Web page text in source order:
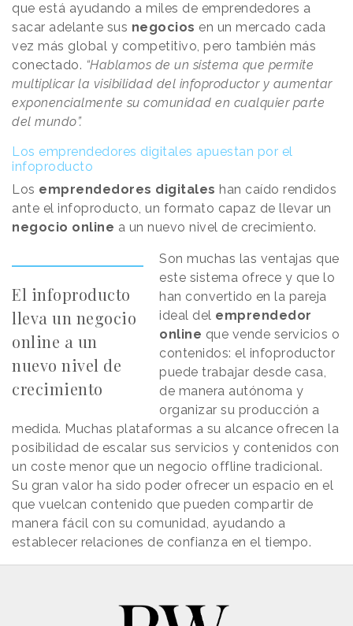
que está ayudando a miles de emprendedores a
sacar adelante sus negocios en un mercado cada
vez más global y competitivo, pero también más
conectado. “Hablamos de un sistema que permite
multiplicar la visibilidad del infoproductor y aumentar
exponencialmente su comunidad en cualquier parte
del mundo”.
Los emprendedores digitales apuestan por el
infoproducto
Los emprendedores digitales han caído rendidos
ante el infoproducto, un formato capaz de llevar un
negocio online a un nuevo nivel de crecimiento.
El infoproducto
lleva un negocio
online a un
nuevo nivel de
crecimiento
Son muchas las ventajas que
este sistema ofrece y que lo
han convertido en la pareja
ideal del emprendedor
online que vende servicios o
contenidos: el infoproductor
puede trabajar desde casa,
de manera autónoma y
organizar su producción a
medida. Muchas plataformas a su alcance ofrecen la
posibilidad de escalar sus servicios y contenidos con
un coste menor que un negocio offline tradicional.
Su gran valor ha sido poder ofrecer un espacio en el
que vuelcan contenido que pueden compartir de
manera fácil con su comunidad, ayudando a
establecer relaciones de confianza en el tiempo.